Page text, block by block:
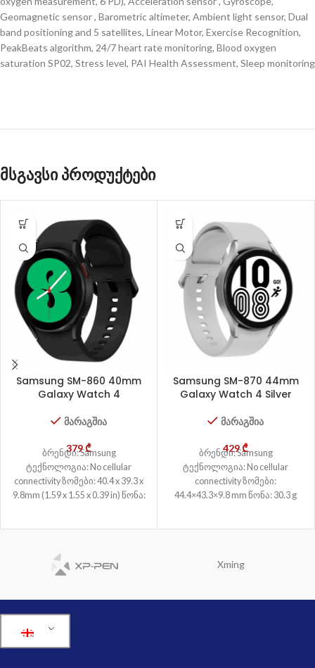
Geomagnetic sensor , Barometric altimeter, Ambient light sensor, Dual
band positioning and 5 satellites, Linear Motor, Exercise Recognition,
PeakBeats algorithm, 24/7 heart rate monitoring, Blood oxygen
saturation SP02, Stress level, PAI Health Assessment, Sleep monitoring
მსგავსი პროდუქტები
Samsung SM-860 40mm
Galaxy Watch 4
მარაგშია
379₾
ბრენდი: Samsung
ტექნოლოგია: No cellular
connectivity ზომები: 40.4 x 39.3 x
9.8mm (1.59 x 1.55 x 0.39 in) წონა:
Samsung SM-870 44mm
Galaxy Watch 4 Silver
მარაგშია
429₾
ბრენდი: Samsung
ტექნოლოგია: No cellular
connectivity ზომები:
44.4×43.3×9.8 mm წონა: 30.3 g
Xming